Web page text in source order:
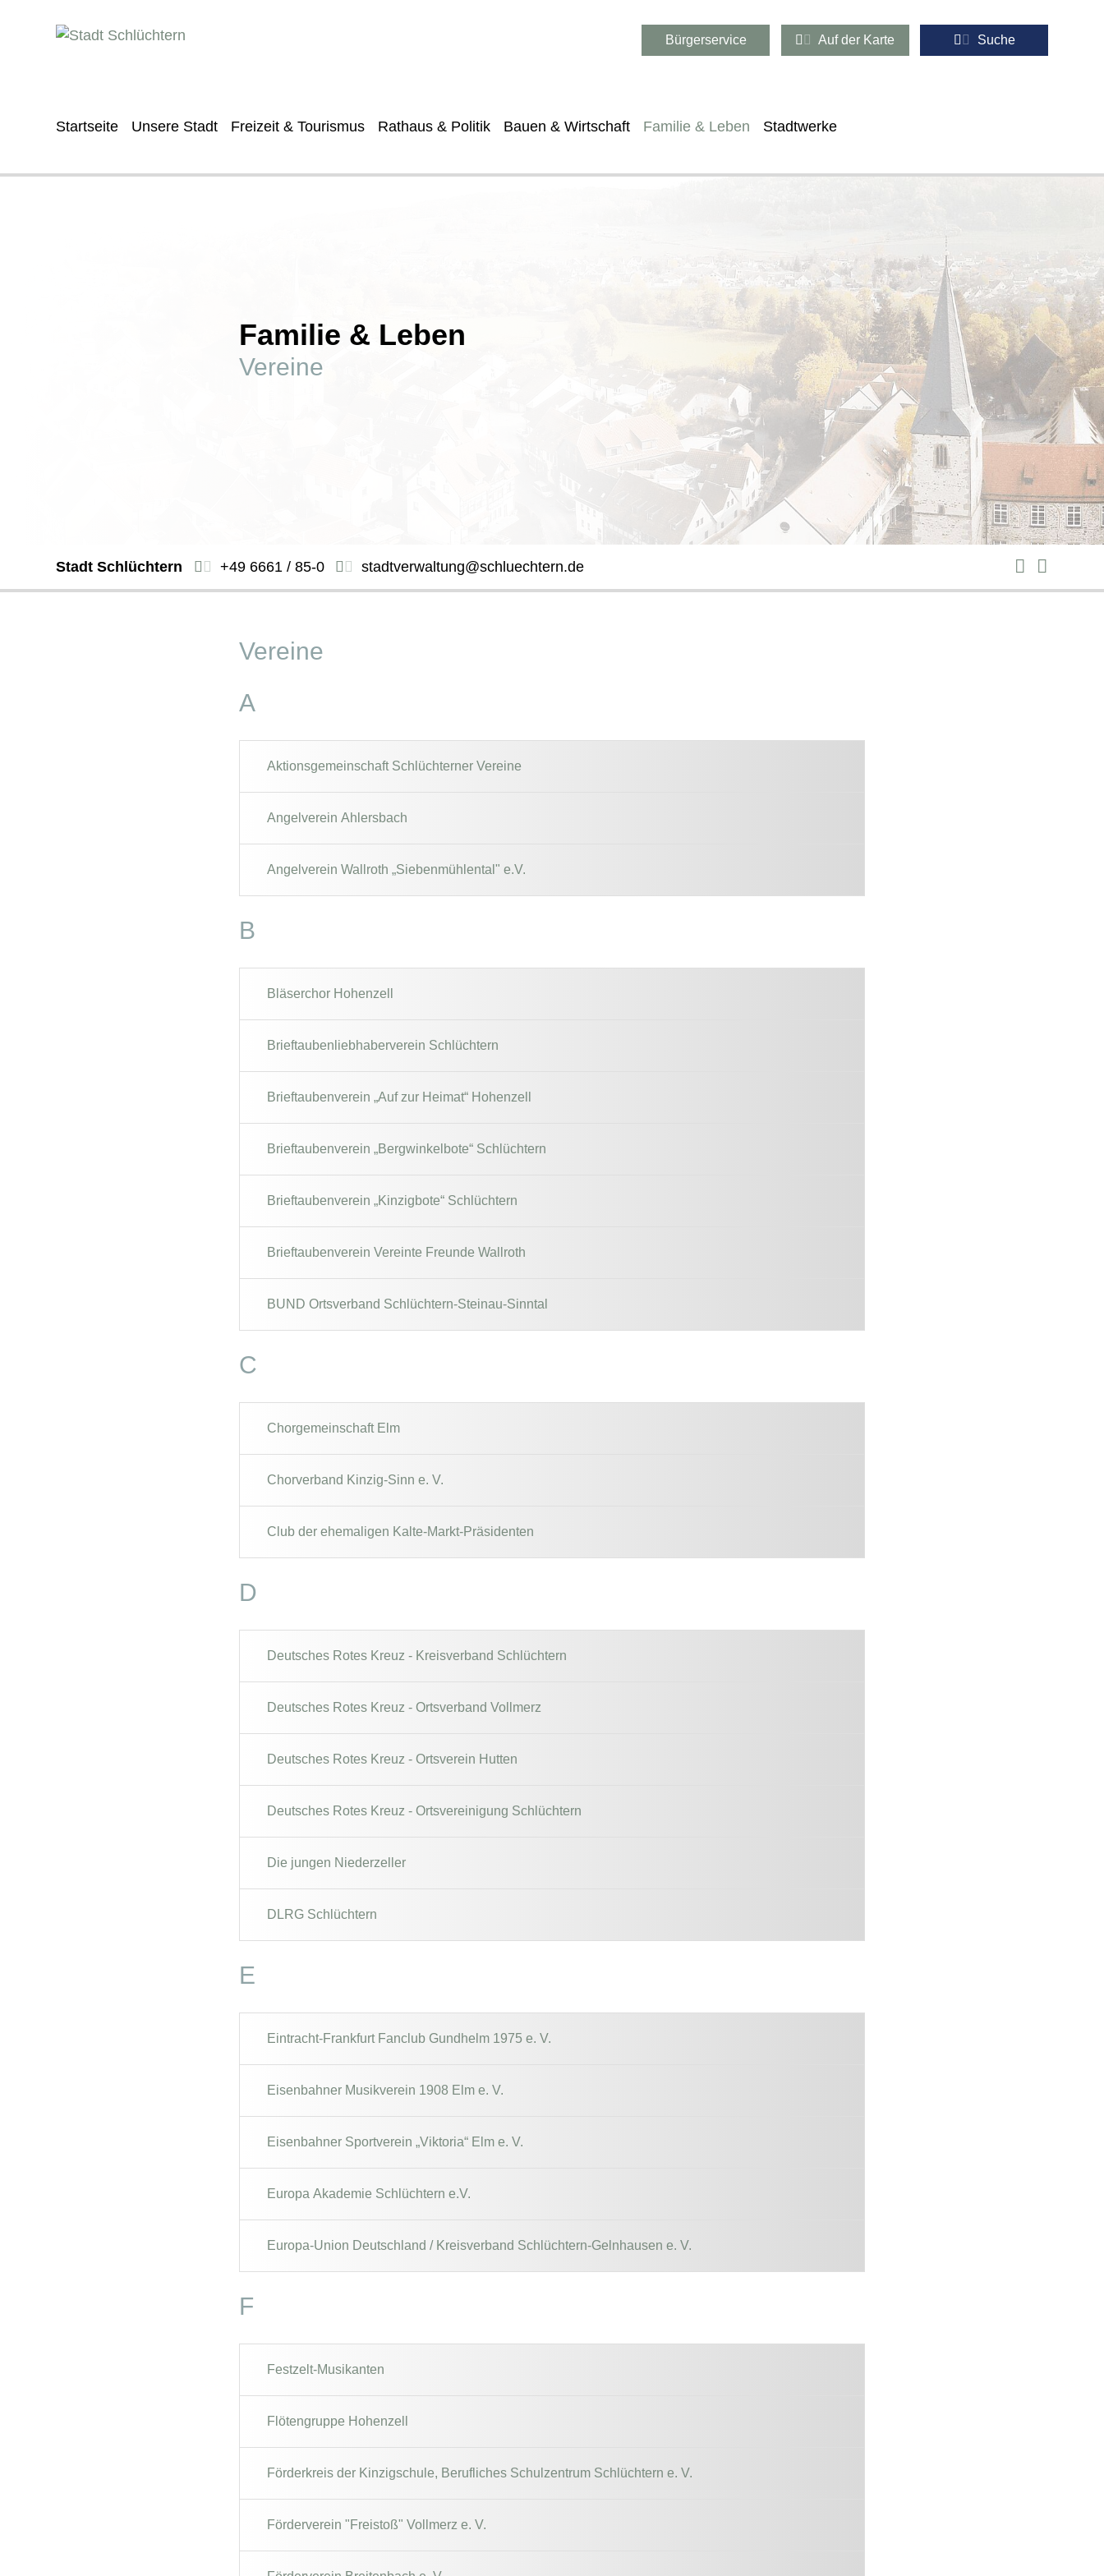
Bürgerservice Auf der Karte Suche
Startseite Unsere Stadt Freizeit & Tourismus Rathaus & Politik Bauen & Wirtschaft Familie & Leben Stadtwerke
Familie & Leben
Vereine
Stadt Schlüchtern +49 6661 / 85-0 stadtverwaltung@schluechtern.de
Vereine
A
Aktionsgemeinschaft Schlüchterner Vereine
Angelverein Ahlersbach
Angelverein Wallroth „Siebenmühlental" e.V.
B
Bläserchor Hohenzell
Brieftaubenliebhaberverein Schlüchtern
Brieftaubenverein „Auf zur Heimat“ Hohenzell
Brieftaubenverein „Bergwinkelbote“ Schlüchtern
Brieftaubenverein „Kinzigbote“ Schlüchtern
Brieftaubenverein Vereinte Freunde Wallroth
BUND Ortsverband Schlüchtern-Steinau-Sinntal
C
Chorgemeinschaft Elm
Chorverband Kinzig-Sinn e. V.
Club der ehemaligen Kalte-Markt-Präsidenten
D
Deutsches Rotes Kreuz - Kreisverband Schlüchtern
Deutsches Rotes Kreuz - Ortsverband Vollmerz
Deutsches Rotes Kreuz - Ortsverein Hutten
Deutsches Rotes Kreuz - Ortsvereinigung Schlüchtern
Die jungen Niederzeller
DLRG Schlüchtern
E
Eintracht-Frankfurt Fanclub Gundhelm 1975 e. V.
Eisenbahner Musikverein 1908 Elm e. V.
Eisenbahner Sportverein „Viktoria“ Elm e. V.
Europa Akademie Schlüchtern e.V.
Europa-Union Deutschland / Kreisverband Schlüchtern-Gelnhausen e. V.
F
Festzelt-Musikanten
Flötengruppe Hohenzell
Förderkreis der Kinzigschule, Berufliches Schulzentrum Schlüchtern e. V.
Förderverein "Freistoß" Vollmerz e. V.